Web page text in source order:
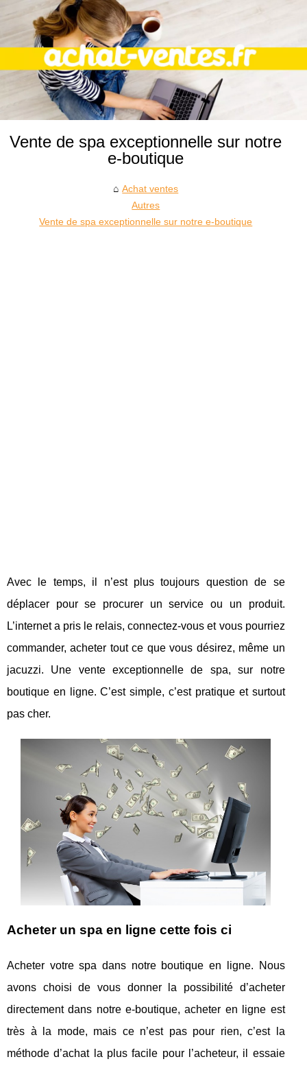
Vente de spa exceptionnelle sur notre
e-boutique
Achat ventes
Autres
Vente de spa exceptionnelle sur notre e-boutique
Avec le temps, il n’est plus toujours question de se
déplacer pour se procurer un service ou un produit.
L’internet a pris le relais, connectez-vous et vous pourriez
commander, acheter tout ce que vous désirez, même un
jacuzzi. Une vente exceptionnelle de spa, sur notre
boutique en ligne. C’est simple, c’est pratique et surtout
pas cher.
Acheter un spa en ligne cette fois ci
Acheter votre spa dans notre boutique en ligne. Nous
avons choisi de vous donner la possibilité d’acheter
directement dans notre e-boutique, acheter en ligne est
très à la mode, mais ce n’est pas pour rien, c’est la
méthode d’achat la plus facile pour l’acheteur, il essaie